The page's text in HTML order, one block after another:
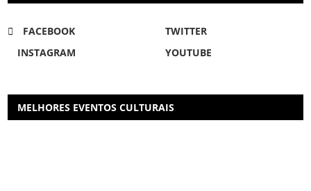
FACEBOOK
TWITTER
INSTAGRAM
YOUTUBE
MELHORES EVENTOS CULTURAIS